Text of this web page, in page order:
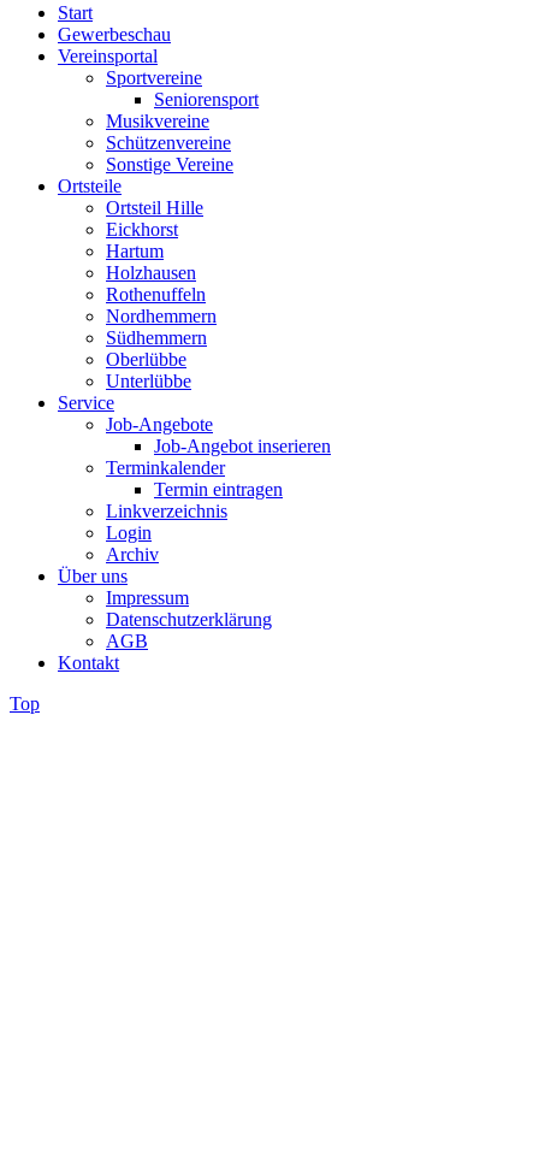
Start
Gewerbeschau
Vereinsportal
Sportvereine
Seniorensport
Musikvereine
Schützenvereine
Sonstige Vereine
Ortsteile
Ortsteil Hille
Eickhorst
Hartum
Holzhausen
Rothenuffeln
Nordhemmern
Südhemmern
Oberlübbe
Unterlübbe
Service
Job-Angebote
Job-Angebot inserieren
Terminkalender
Termin eintragen
Linkverzeichnis
Login
Archiv
Über uns
Impressum
Datenschutzerklärung
AGB
Kontakt
Top